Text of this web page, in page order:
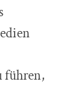
führen,